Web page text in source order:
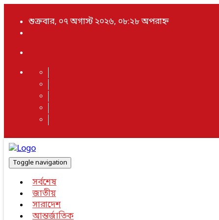
শুক্রবার, ০৭ অগাস্ট ২০২৬, ০৮:২৮ অপরাহ্ন
Toggle navigation
সর্বশেষ
জাতীয়
সারাদেশ
আন্তর্জাতিক